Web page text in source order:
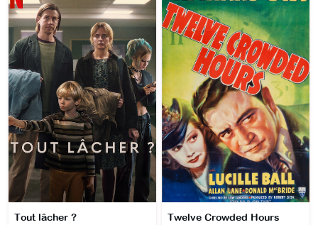
Tout lâcher ? Twelve Crowded Hours